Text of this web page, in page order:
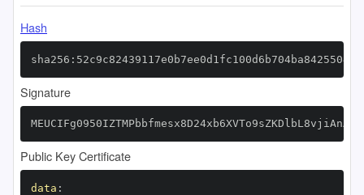
Hash
Signature
Public Key Certificate
data :